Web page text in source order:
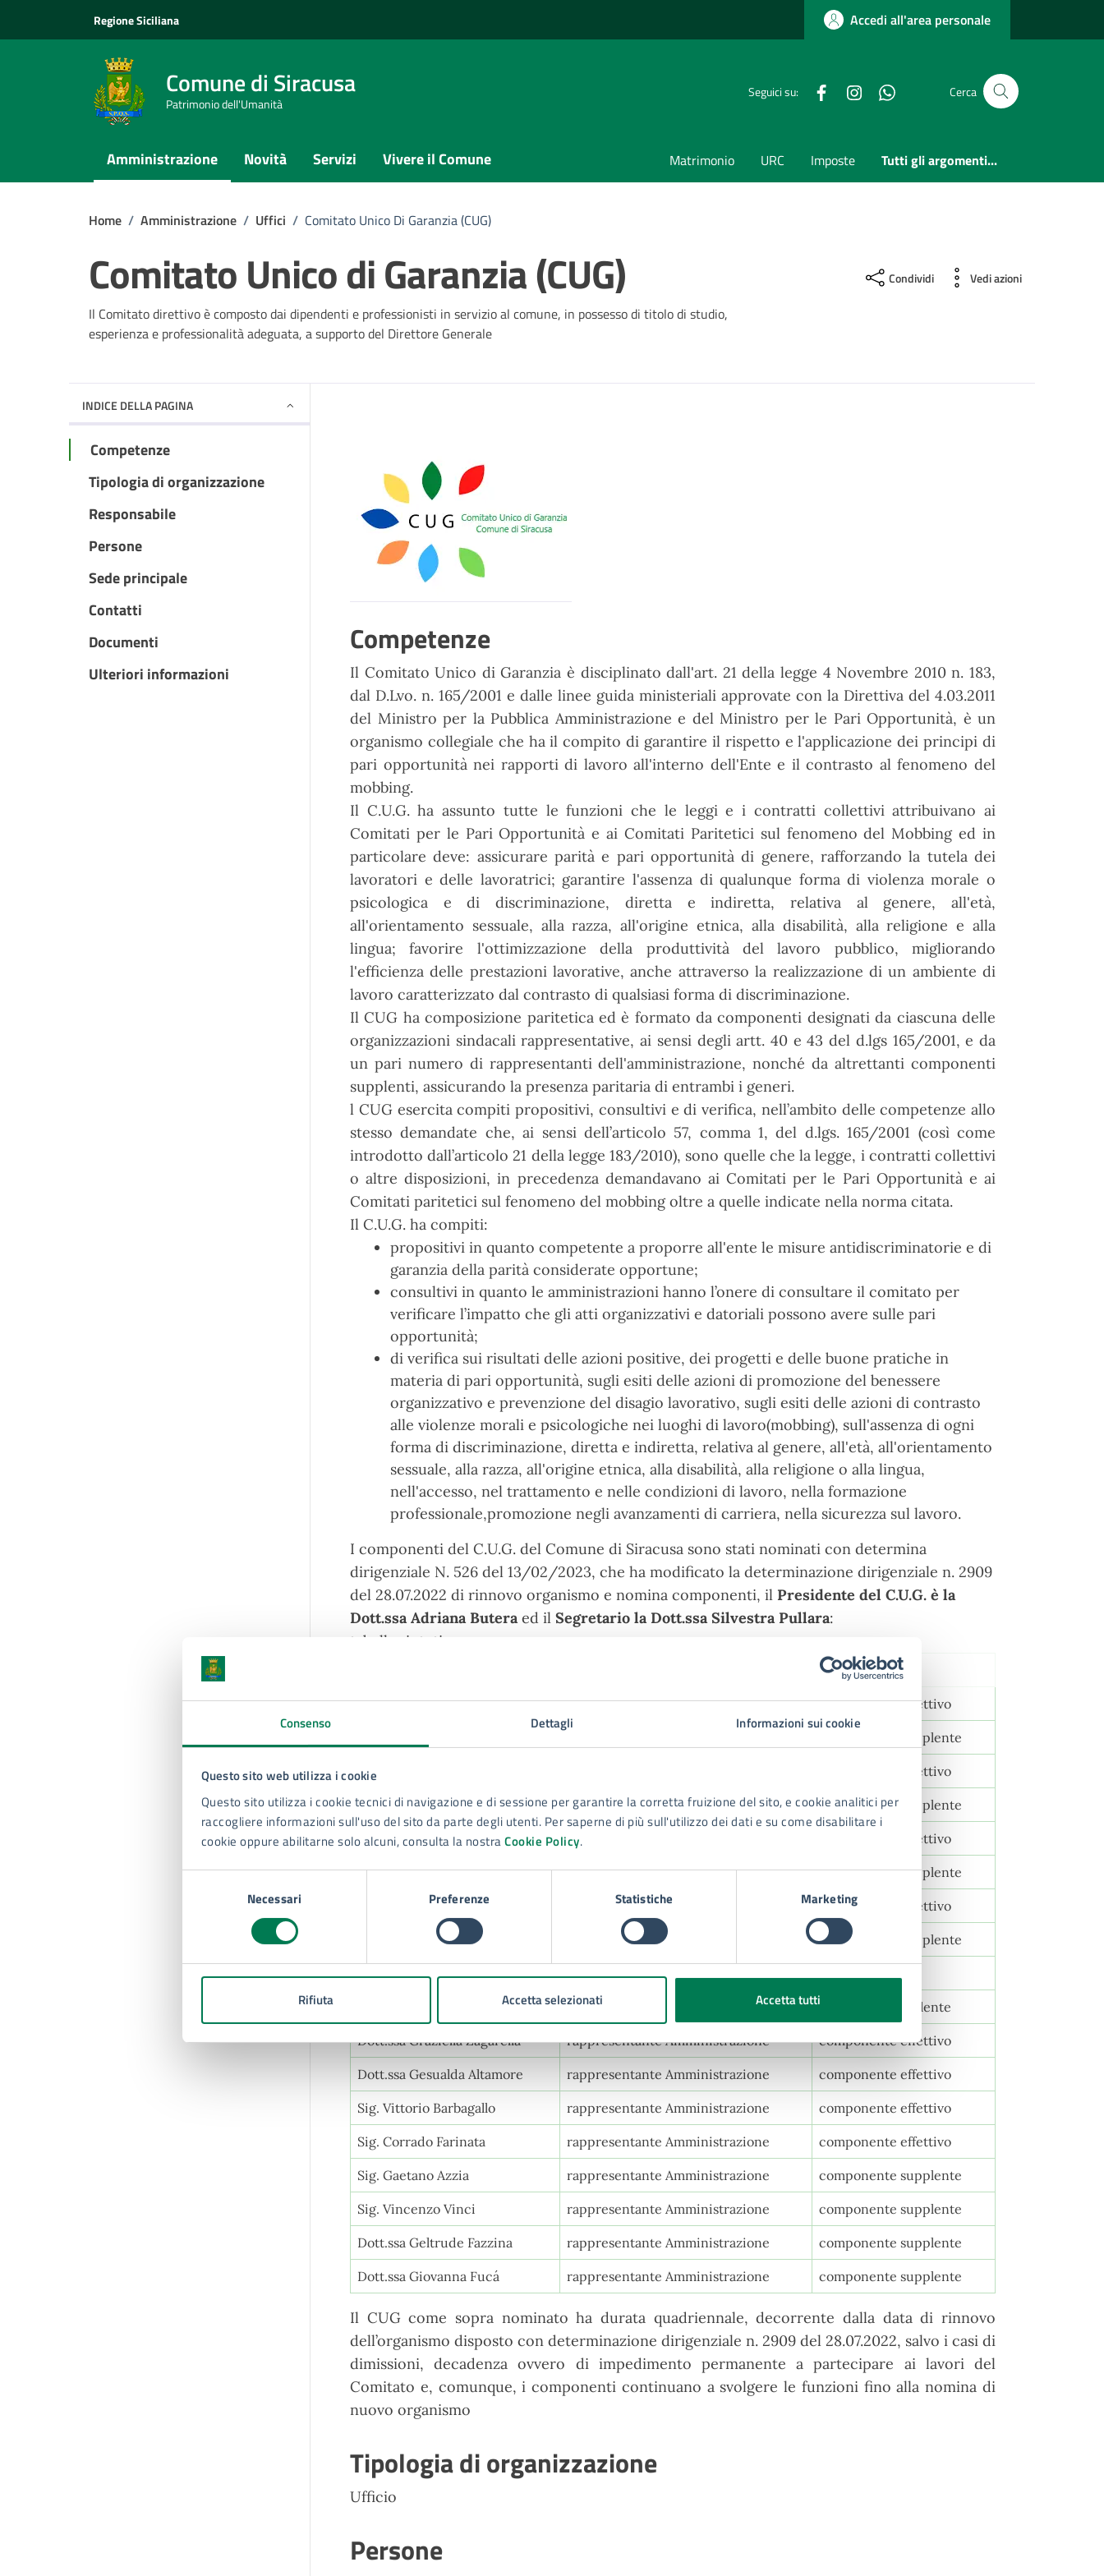
Consenso Dettagli Informazioni sui cookie
Questo sito web utilizza i cookie
Questo sito utilizza i cookie tecnici di navigazione e di sessione per garantire la corretta fruizione del sito, e cookie analitici per
raccogliere informazioni sull'uso del sito da parte degli utenti. Per saperne di più sull'utilizzo dei dati e su come disabilitare i
cookie oppure abilitarne solo alcuni, consulta la nostraCookie Policy.
Necessari Preferenze Statistiche Marketing
Rifiuta Accetta selezionati Accetta tutti
Regione Siciliana Accedi all'area personale
Comune di Siracusa
Patrimonio dell'Umanità
Seguici su: FacebookInstagramwhatsappCerca
Amministrazione Novità Servizi Vivere il Comune Matrimonio URC Imposte Tutti gli argomenti...
Home / Amministrazione / Uffici / Comitato Unico Di Garanzia (CUG)
Comitato Unico di Garanzia (CUG)
Il Comitato direttivo è composto dai dipendenti e professionisti in servizio al comune, in possesso di titolo di studio,
esperienza e professionalità adeguata, a supporto del Direttore Generale
Condividi Vedi azioni
INDICE DELLA PAGINA
Competenze
Tipologia di organizzazione
Responsabile
Persone
Sede principale
Contatti
Documenti
Ulteriori informazioni
Competenze
Il Comitato Unico di Garanzia è disciplinato dall'art. 21 della legge 4 Novembre 2010 n. 183,
dal D.Lvo. n. 165/2001 e dalle linee guida ministeriali approvate con la Direttiva del 4.03.2011
del Ministro per la Pubblica Amministrazione e del Ministro per le Pari Opportunità, è un
organismo collegiale che ha il compito di garantire il rispetto e l'applicazione dei principi di
pari opportunità nei rapporti di lavoro all'interno dell'Ente e il contrasto al fenomeno del
mobbing.
Il C.U.G. ha assunto tutte le funzioni che le leggi e i contratti collettivi attribuivano ai
Comitati per le Pari Opportunità e ai Comitati Paritetici sul fenomeno del Mobbing ed in
particolare deve: assicurare parità e pari opportunità di genere, rafforzando la tutela dei
lavoratori e delle lavoratrici; garantire l'assenza di qualunque forma di violenza morale o
psicologica e di discriminazione, diretta e indiretta, relativa al genere, all'età,
all'orientamento sessuale, alla razza, all'origine etnica, alla disabilità, alla religione e alla
lingua; favorire l'ottimizzazione della produttività del lavoro pubblico, migliorando
l'efficienza delle prestazioni lavorative, anche attraverso la realizzazione di un ambiente di
lavoro caratterizzato dal contrasto di qualsiasi forma di discriminazione.
Il CUG ha composizione paritetica ed è formato da componenti designati da ciascuna delle
organizzazioni sindacali rappresentative, ai sensi degli artt. 40 e 43 del d.lgs 165/2001, e da
un pari numero di rappresentanti dell'amministrazione, nonché da altrettanti componenti
supplenti, assicurando la presenza paritaria di entrambi i generi.
l CUG esercita compiti propositivi, consultivi e di verifica, nell’ambito delle competenze allo
stesso demandate che, ai sensi dell’articolo 57, comma 1, del d.lgs. 165/2001 (così come
introdotto dall’articolo 21 della legge 183/2010), sono quelle che la legge, i contratti collettivi
o altre disposizioni, in precedenza demandavano ai Comitati per le Pari Opportunità e ai
Comitati paritetici sul fenomeno del mobbing oltre a quelle indicate nella norma citata.
Il C.U.G. ha compiti:
propositivi in quanto competente a proporre all'ente le misure antidiscriminatorie e di
garanzia della parità considerate opportune;
consultivi in quanto le amministrazioni hanno l’onere di consultare il comitato per
verificare l’impatto che gli atti organizzativi e datoriali possono avere sulle pari
opportunità;
di verifica sui risultati delle azioni positive, dei progetti e delle buone pratiche in
materia di pari opportunità, sugli esiti delle azioni di promozione del benessere
organizzativo e prevenzione del disagio lavorativo, sugli esiti delle azioni di contrasto
alle violenze morali e psicologiche nei luoghi di lavoro(mobbing), sull'assenza di ogni
forma di discriminazione, diretta e indiretta, relativa al genere, all'età, all'orientamento
sessuale, alla razza, all'origine etnica, alla disabilità, alla religione o alla lingua,
nell'accesso, nel trattamento e nelle condizioni di lavoro, nella formazione
professionale,promozione negli avanzamenti di carriera, nella sicurezza sul lavoro.
I componenti del C.U.G. del Comune di Siracusa sono stati nominati con determina
dirigenziale N. 526 del 13/02/2023, che ha modificato la determinazione dirigenziale n. 2909
del 28.07.2022 di rinnovo organismo e nomina componenti, il Presidente del C.U.G. è la
Dott.ssa Adriana Buteraed il Segretario la Dott.ssa Silvestra Pullara:
tabella sintetica
Funzione
Sig.ra Loredana Dugo rappresentante sindacale CGIL componente effettivo
componente supplente
Dott.ssa Maria Magnano componente effettivo
Sig.ra Lucia Pannuzzo rappresentante sindacale UIL componente supplente
Sig. Francesco Miceli rappresentante sindacale CISL componente effettivo
Sig. Luciano D'Amico rappresentante sindacale CISL componente supplente
Sig. Giuseppe Gennaro rappresentante sindacale CSA componente effettivo
Sig. Angelo Scaglione rappresentante sindacale CSA componente supplente
Dott.ssa Adriana Butera rappresentante Amministrazione
rappresentante Amministrazione Presidente supplente
Dott.ssa Graziella Zagarella rappresentante Amministrazione componente effettivo
Dott.ssa Gesualda Altamore rappresentante Amministrazione componente effettivo
Sig. Vittorio Barbagallo rappresentante Amministrazione componente effettivo
Sig. Corrado Farinata rappresentante Amministrazione componente effettivo
Sig. Gaetano Azzia rappresentante Amministrazione componente supplente
Sig. Vincenzo Vinci rappresentante Amministrazione componente supplente
Dott.ssa Geltrude Fazzina rappresentante Amministrazione componente supplente
Dott.ssa Giovanna Fucá rappresentante Amministrazione componente supplente
Il CUG come sopra nominato ha durata quadriennale, decorrente dalla data di rinnovo
dell’organismo disposto con determinazione dirigenziale n. 2909 del 28.07.2022, salvo i casi di
dimissioni, decadenza ovvero di impedimento permanente a partecipare ai lavori del
Comitato e, comunque, i componenti continuano a svolgere le funzioni fino alla nomina di
nuovo organismo
Tipologia di organizzazione
Ufficio
Persone